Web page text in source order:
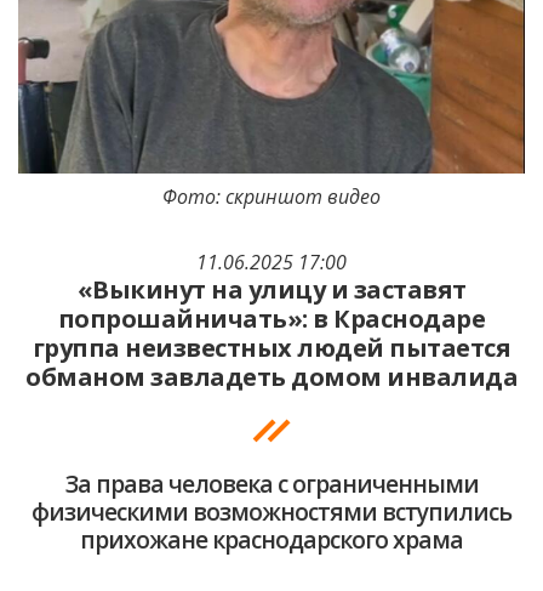
11.06.2025 17:00
«Выкинут на улицу и заставят
попрошайничать»: в Краснодаре
группа неизвестных людей пытается
обманом завладеть домом инвалида
За права человека с ограниченными
физическими возможностями вступились
прихожане краснодарского храма
Фото: скриншот видео